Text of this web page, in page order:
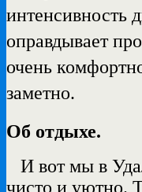
интенсивность
оправдывает
очень
заметно.
Об отдыхе.
И вот мы в
чисто и уютно.